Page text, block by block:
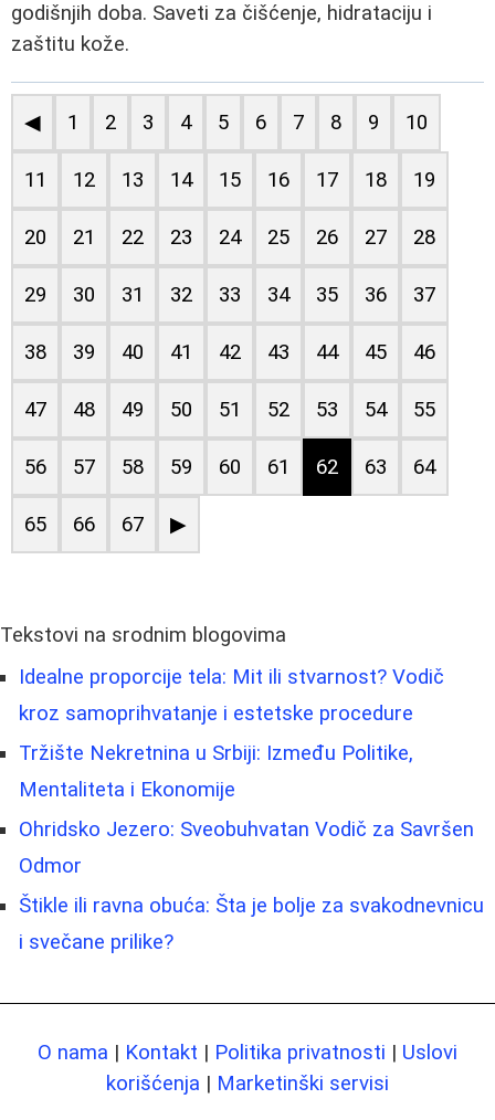
godišnjih doba. Saveti za čišćenje, hidrataciju i
zaštitu kože.
◀ 1 2 3 4 5 6 7 8 9 10
11 12 13 14 15 16 17 18 19
20 21 22 23 24 25 26 27 28
29 30 31 32 33 34 35 36 37
38 39 40 41 42 43 44 45 46
47 48 49 50 51 52 53 54 55
56 57 58 59 60 61 62 63 64
65 66 67 ▶
Tekstovi na srodnim blogovima
Idealne proporcije tela: Mit ili stvarnost? Vodič
kroz samoprihvatanje i estetske procedure
Tržište Nekretnina u Srbiji: Između Politike,
Mentaliteta i Ekonomije
Ohridsko Jezero: Sveobuhvatan Vodič za Savršen
Odmor
Štikle ili ravna obuća: Šta je bolje za svakodnevnicu
i svečane prilike?
O nama | Kontakt | Politika privatnosti | Uslovi
korišćenja | Marketinški servisi